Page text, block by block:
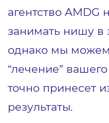
агентство AMDG
занимать нишу в
однако мы можем
“лечение”
точно принесет
результаты.